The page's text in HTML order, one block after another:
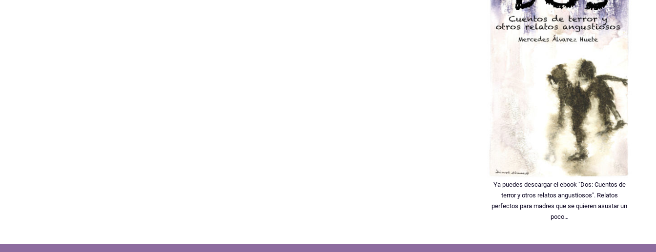
Ya puedes descargar el ebook "Dos: Cuentos de
terror y otros relatos angustiosos". Relatos
perfectos para madres que se quieren asustar un
poco…